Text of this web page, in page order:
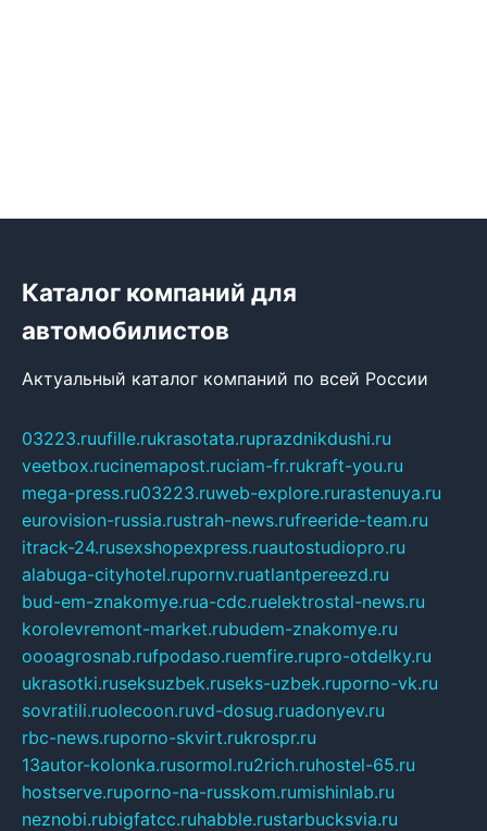
Каталог компаний для
автомобилистов
Актуальный каталог компаний по всей России
03223.ruufille.rukrasotata.ruprazdnikdushi.ru
veetbox.rucinemapost.ruciam-fr.rukraft-you.ru
mega-press.ru03223.ruweb-explore.rurastenuya.ru
eurovision-russia.rustrah-news.rufreeride-team.ru
itrack-24.rusexshopexpress.ruautostudiopro.ru
alabuga-cityhotel.rupornv.ruatlantpereezd.ru
bud-em-znakomye.rua-cdc.ruelektrostal-news.ru
korolevremont-market.rubudem-znakomye.ru
oooagrosnab.rufpodaso.ruemfire.rupro-otdelky.ru
ukrasotki.ruseksuzbek.ruseks-uzbek.ruporno-vk.ru
sovratili.ruolecoon.ruvd-dosug.ruadonyev.ru
rbc-news.ruporno-skvirt.rukrospr.ru
13autor-kolonka.rusormol.ru2rich.ruhostel-65.ru
hostserve.ruporno-na-russkom.rumishinlab.ru
neznobi.rubigfatcc.ruhabble.rustarbucksvia.ru